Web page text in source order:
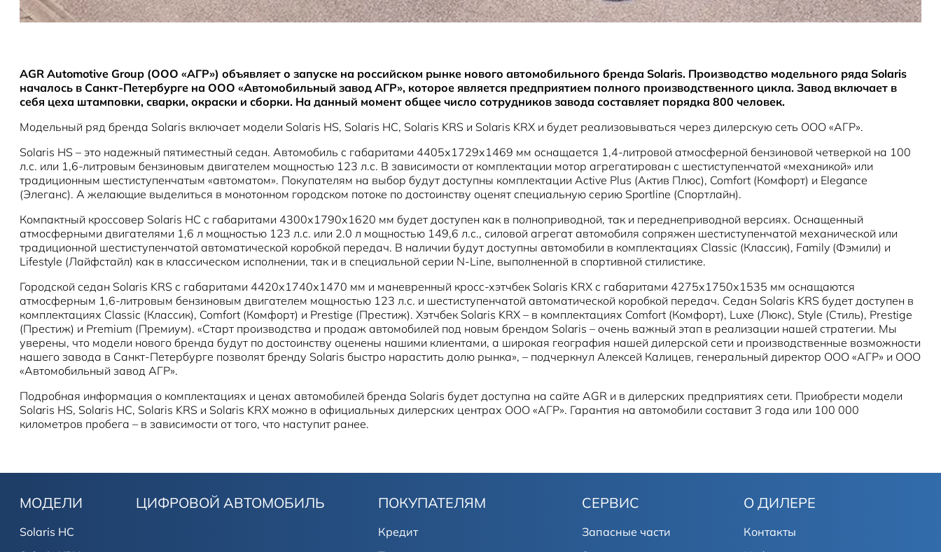
AGR Automotive Group (ООО «АГР») объявляет о запуске на российском рынке нового автомобильного бренда Solaris. Производство модельного ряда Solaris
началось в Санкт-Петербурге на ООО «Автомобильный завод АГР», которое является предприятием полного производственного цикла. Завод включает в
себя цеха штамповки, сварки, окраски и сборки. На данный момент общее число сотрудников завода составляет порядка 800 человек.
Модельный ряд бренда Solaris включает модели Solaris HS, Solaris HC, Solaris KRS и Solaris KRX и будет реализовываться через дилерскую сеть ООО «АГР».
Solaris HS – это надежный пятиместный седан. Автомобиль с габаритами 4405х1729х1469 мм оснащается 1,4-литровой атмосферной бензиновой четверкой на 100
л.с. или 1,6-литровым бензиновым двигателем мощностью 123 л.с. В зависимости от комплектации мотор агрегатирован с шестиступенчатой «механикой» или
традиционным шестиступенчатым «автоматом». Покупателям на выбор будут доступны комплектации Active Plus (Актив Плюс), Comfort (Комфорт) и Elegance
(Элеганс). А желающие выделиться в монотонном городском потоке по достоинству оценят специальную серию Sportline (Спортлайн).
Компактный кроссовер Solaris HC с габаритами 4300х1790х1620 мм будет доступен как в полноприводной, так и переднеприводной версиях. Оснащенный
атмосферными двигателями 1,6 л мощностью 123 л.с. или 2.0 л мощностью 149,6 л.с., силовой агрегат автомобиля сопряжен шестиступенчатой механической или
традиционной шестиступенчатой автоматической коробкой передач. В наличии будут доступны автомобили в комплектациях Classic (Классик), Family (Фэмили) и
Lifestyle (Лайфстайл) как в классическом исполнении, так и в специальной серии N-Line, выполненной в спортивной стилистике.
Городской седан Solaris KRS с габаритами 4420х1740х1470 мм и маневренный кросс-хэтчбек Solaris KRX с габаритами 4275х1750х1535 мм оснащаются
атмосферным 1,6-литровым бензиновым двигателем мощностью 123 л.с. и шестиступенчатой автоматической коробкой передач. Седан Solaris KRS будет доступен в
комплектациях Classic (Классик), Comfort (Комфорт) и Prestige (Престиж). Хэтчбек Solaris KRX – в комплектациях Comfort (Комфорт), Luxe (Люкс), Style (Стиль), Prestige
(Престиж) и Premium (Премиум). «Старт производства и продаж автомобилей под новым брендом Solaris – очень важный этап в реализации нашей стратегии. Мы
уверены, что модели нового бренда будут по достоинству оценены нашими клиентами, а широкая география нашей дилерской сети и производственные возможности
нашего завода в Санкт-Петербурге позволят бренду Solaris быстро нарастить долю рынка», – подчеркнул Алексей Калицев, генеральный директор ООО «АГР» и ООО
«Автомобильный завод АГР».
Подробная информация о комплектациях и ценах автомобилей бренда Solaris будет доступна на сайте AGR и в дилерских предприятиях сети. Приобрести модели
Solaris HS, Solaris HC, Solaris KRS и Solaris KRX можно в официальных дилерских центрах ООО «АГР». Гарантия на автомобили составит 3 года или 100 000
километров пробега – в зависимости от того, что наступит ранее.
МОДЕЛИ
Solaris HC
ЦИФРОВОЙ АВТОМОБИЛЬ ПОКУПАТЕЛЯМ
Кредит
СЕРВИС
Запасные части
О ДИЛЕРЕ
Контакты